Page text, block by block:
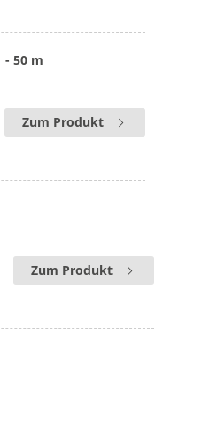
- 50 m
Zum Produkt
Zum Produkt